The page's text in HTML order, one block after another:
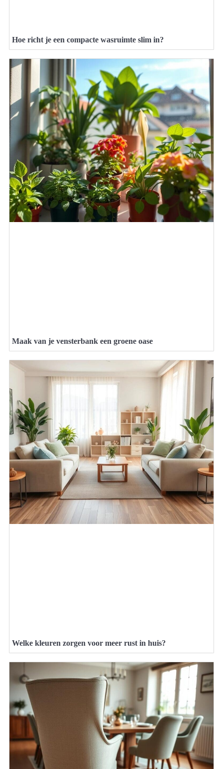
Hoe richt je een compacte wasruimte slim in?
Maak van je vensterbank een groene oase
Welke kleuren zorgen voor meer rust in huis?